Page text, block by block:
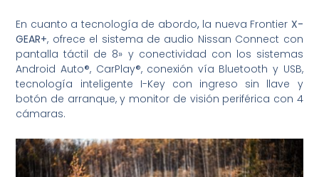
En cuanto a tecnología de abordo, la nueva Frontier X-
GEAR+, ofrece el sistema de audio Nissan Connect con
pantalla táctil de 8» y conectividad con los sistemas
Android Auto®, CarPlay®, conexión vía Bluetooth y USB,
tecnología inteligente I-Key con ingreso sin llave y
botón de arranque, y monitor de visión periférica con 4
cámaras.